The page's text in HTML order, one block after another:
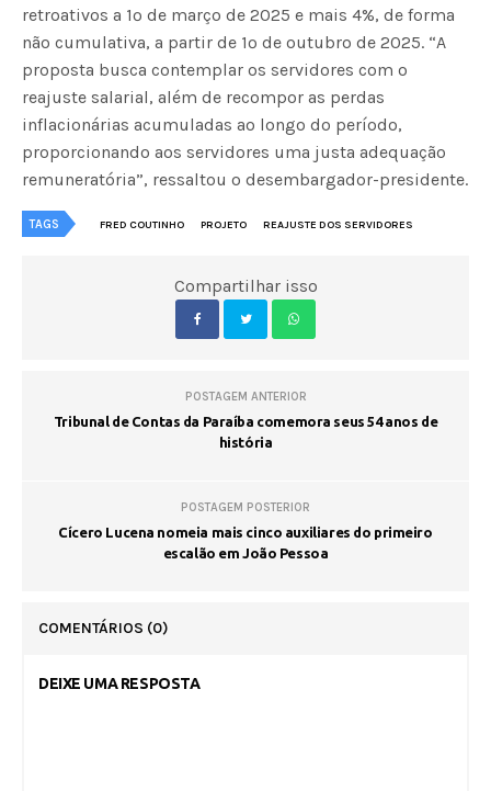
retroativos a 1º de março de 2025 e mais 4%, de forma
não cumulativa, a partir de 1º de outubro de 2025. “A
proposta busca contemplar os servidores com o
reajuste salarial, além de recompor as perdas
inflacionárias acumuladas ao longo do período,
proporcionando aos servidores uma justa adequação
remuneratória”, ressaltou o desembargador-presidente.
TAGS FRED COUTINHO PROJETO REAJUSTE DOS SERVIDORES
Compartilhar isso
POSTAGEM ANTERIOR
Tribunal de Contas da Paraíba comemora seus 54 anos de
história
POSTAGEM POSTERIOR
Cícero Lucena nomeia mais cinco auxiliares do primeiro
escalão em João Pessoa
COMENTÁRIOS (0)
DEIXE UMA RESPOSTA